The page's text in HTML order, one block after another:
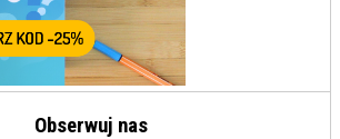
Obserwuj nas